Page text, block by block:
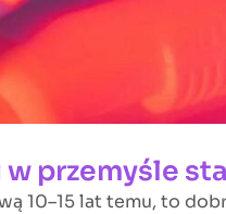
przemyśle
10–15 lat temu, to